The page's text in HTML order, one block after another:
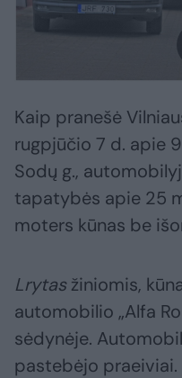
Kaip pranešė
rugpjūčio 7 d. apie
Sodų g.,
tapatybės apie 25
moters kūnas be
Lrytasžiniomis,
automobilio „Alfa
sėdynėje.
pastebėjo praeiviai.